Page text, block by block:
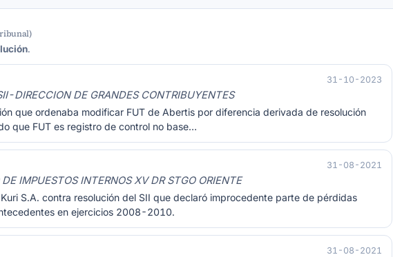
.
31-10-2023
DIRECCION DE GRANDES CONTRIBUYENTES
que ordenaba modificar FUT de Abertis por diferencia derivada de resolución
que FUT es registro de control no base…
31-08-2021
IMPUESTOS INTERNOS XV DR STGO ORIENTE
S.A. contra resolución del SII que declaró improcedente parte de pérdidas
en ejercicios 2008-2010.
31-08-2021